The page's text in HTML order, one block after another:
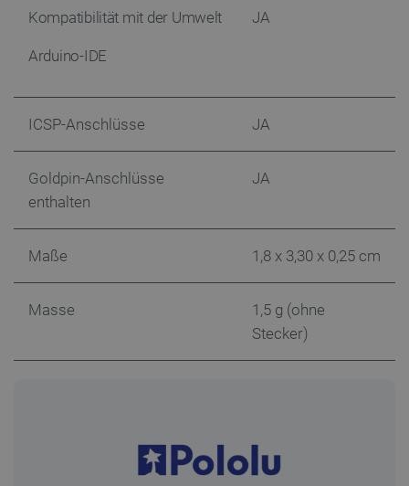
Kompatibilität mit der Umwelt
Arduino-IDE
JA
ICSP-Anschlüsse JA
Goldpin-Anschlüsse
enthalten
JA
Maße 1,8 x 3,30 x 0,25 cm
Masse
1,5 g (ohne
Stecker)